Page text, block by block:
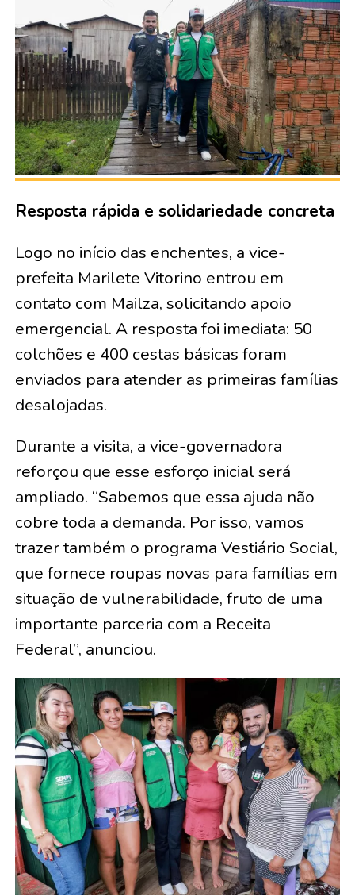
Resposta rápida e solidariedade concreta
Logo no início das enchentes, a vice-
prefeita Marilete Vitorino entrou em
contato com Mailza, solicitando apoio
emergencial. A resposta foi imediata: 50
colchões e 400 cestas básicas foram
enviados para atender as primeiras famílias
desalojadas.
Durante a visita, a vice-governadora
reforçou que esse esforço inicial será
ampliado. “Sabemos que essa ajuda não
cobre toda a demanda. Por isso, vamos
trazer também o programa Vestiário Social,
que fornece roupas novas para famílias em
situação de vulnerabilidade, fruto de uma
importante parceria com a Receita
Federal”, anunciou.